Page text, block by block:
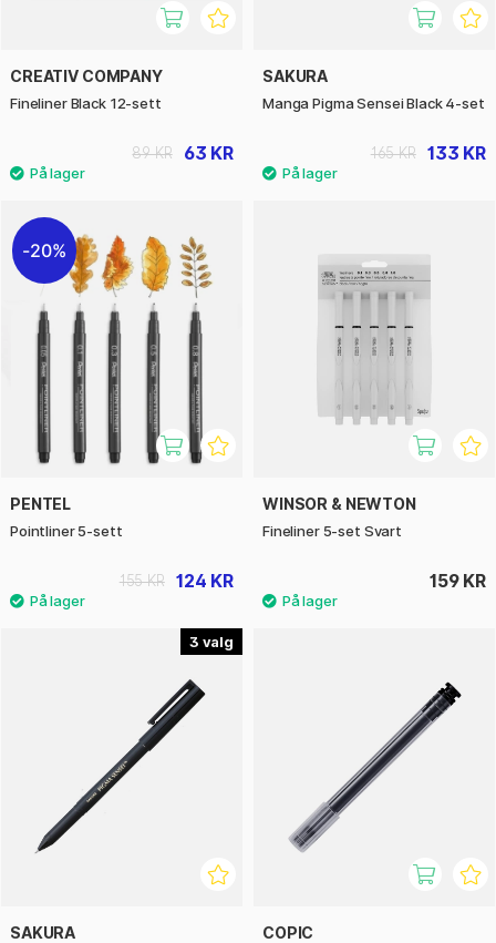
CREATIV COMPANY
Fineliner Black 12-sett
63 KR
89 KR
SAKURA
Manga Pigma Sensei Black 4-set
133 KR
165 KR
20%
PENTEL
Pointliner 5-sett
124 KR
155 KR
WINSOR & NEWTON
Fineliner 5-set Svart
159 KR
3
SAKURA COPIC